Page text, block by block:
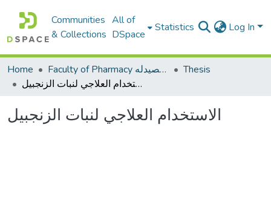
Communities
& Collections
All of
DSpace
Statistics Log In
Home Faculty of Pharmacy كلية الصيدله
Thesis
الاستخدام العلاجي لنبات الزنجبيل
الاستخدام العلاجي لنبات الزنجبيل